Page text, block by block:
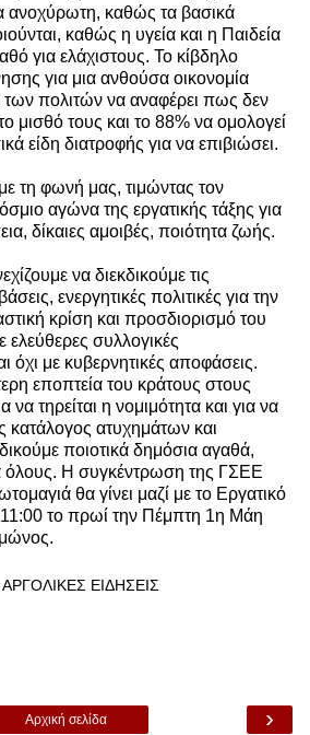
ανοχύρωτη, καθώς τα βασικά
καθώς η υγεία και η Παιδεία
για ελάχιστους. Το κίβδηλο
για μια ανθούσα οικονομία
των πολιτών να αναφέρει πως δεν
μισθό τους και το 88% να ομολογεί
είδη διατροφής για να επιβιώσει.
τη φωνή μας, τιμώντας τον
αγώνα της εργατικής τάξης για
δίκαιες αμοιβές, ποιότητα ζωής.
να διεκδικούμε τις
ενεργητικές πολιτικές για την
κρίση και προσδιορισμό του
ελεύθερες συλλογικές
όχι με κυβερνητικές αποφάσεις.
εποπτεία του κράτους στους
τηρείται η νομιμότητα και για να
κατάλογος ατυχημάτων και
ποιοτικά δημόσια αγαθά,
όλους. Η συγκέντρωση της ΓΣΕΕ
θα γίνει μαζί με το Εργατικό
11:00 το πρωί την Πέμπτη 1η Μάη
ΑΡΓΟΛΙΚΕΣ ΕΙΔΗΣΕΙΣ
›
Αρχική σελίδα